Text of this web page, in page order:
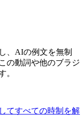
、AIの例文を無制
の動詞や他のブラジ
。
てすべての時制を解